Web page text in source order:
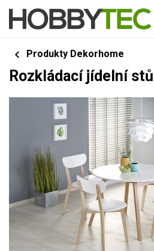
Produkty Dekorhome
Rozkládací jídelní